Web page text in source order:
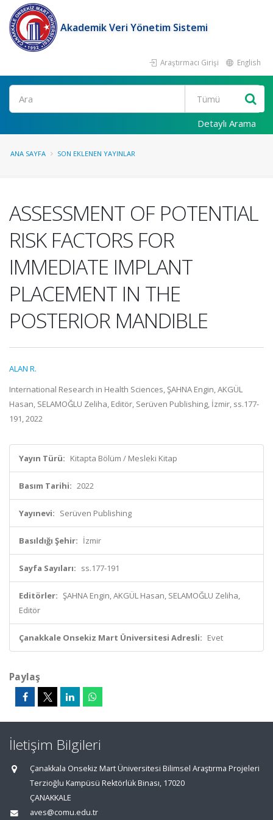
Akademik Veri Yönetim Sistemi
Araştırmacı Girişi English
Ara
Detaylı Arama
ANA SAYFA SON EKLENEN YAYINLAR
ASSESSMENT OF POTENTIAL
RISK FACTORS FOR
IMMEDIATE IMPLANT
PLACEMENT IN THE
POSTERIOR MANDIBLE
ALAN R.
International Research in Health Sciences, ŞAHNA Engin, AKGÜL
Hasan, SELAMOĞLU Zeliha, Editör, Serüven Publishing, İzmir, ss.177-
191, 2022
Yayın Türü: Kitapta Bölüm / Mesleki Kitap
Basım Tarihi: 2022
Yayınevi: Serüven Publishing
Basıldığı Şehir: İzmir
Sayfa Sayıları: ss.177-191
Editörler: ŞAHNA Engin, AKGÜL Hasan, SELAMOĞLU Zeliha,
Editör
Çanakkale Onsekiz Mart Üniversitesi Adresli: Evet
Paylaş
İletişim Bilgileri
Çanakkala Onsekiz Mart Üniversitesi Bilimsel Araştırma Projeleri
Terzioğlu Kampüsü Rektörlük Binası, 17020
ÇANAKKALE
aves@comu.edu.tr